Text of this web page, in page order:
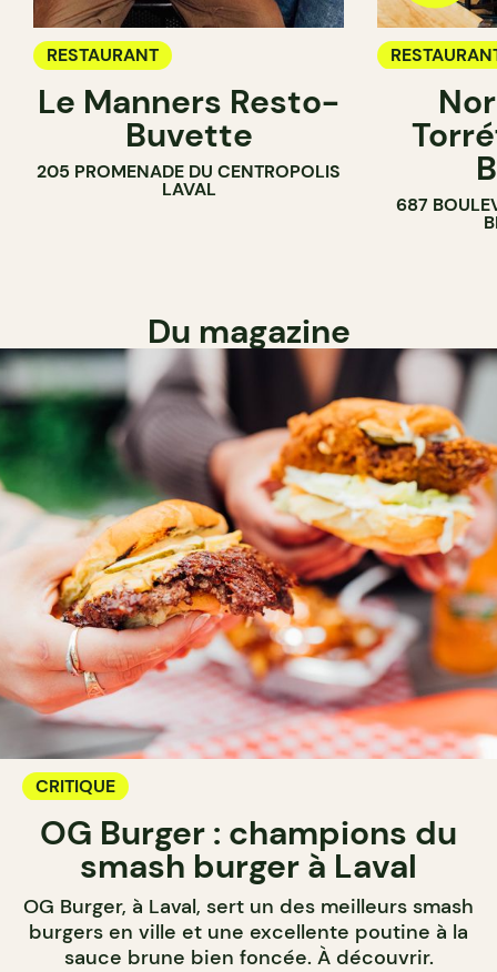
RESTAURANT
Le Manners Resto-
Buvette
205 PROMENADE DU CENTROPOLIS
LAVAL
687
Du magazine
CRITIQUE
OG Burger : champions du
smash burger à Laval
OG Burger, à Laval, sert un des meilleurs smash
burgers en ville et une excellente poutine à la
sauce brune bien foncée. À découvrir.